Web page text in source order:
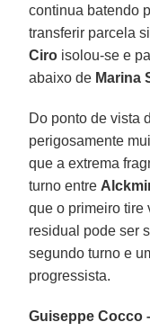
continua batendo
transferir parcela
Ciro isolou-se e
abaixo de Marina
Do ponto de vista
perigosamente
que a extrema
turno entre
que o primeiro tire
residual pode ser
segundo turno e
progressista.
Guiseppe Cocco